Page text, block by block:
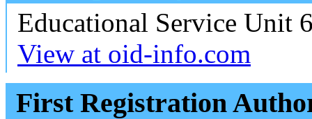
Educational Service Unit
View at oid-info.com
First Registration